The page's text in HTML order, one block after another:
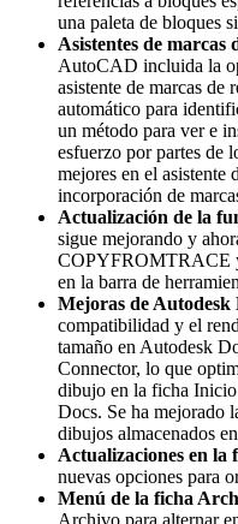
una paleta de bloques
Asistentes de marcas
AutoCAD incluida la
asistente de marcas
automático para
un método para ver e
esfuerzo por partes de
mejores en el asistente
incorporación de
Actualización de la
sigue mejorando y
COPYFROMTRACE
en la barra de
Mejoras de Autodesk
compatibilidad y el
tamaño en Autodesk
Connector, lo que
dibujo en la ficha
Docs. Se ha mejorado
dibujos almacenados
Actualizaciones en la
nuevas opciones para
Menú de la ficha
Archivo para alternar